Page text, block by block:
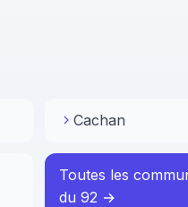
Cachan
Toutes les
du 92 →